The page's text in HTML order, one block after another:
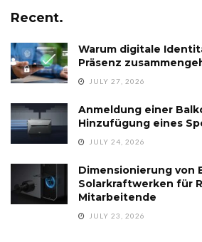
Recent.
Warum digitale
Präsenz
JULY 27, 2026
Anmeldung einer
Hinzufügung eines
JULY 24, 2026
Dimensionierung von
Solarkraftwerken für
Mitarbeitende
JULY 23, 2026